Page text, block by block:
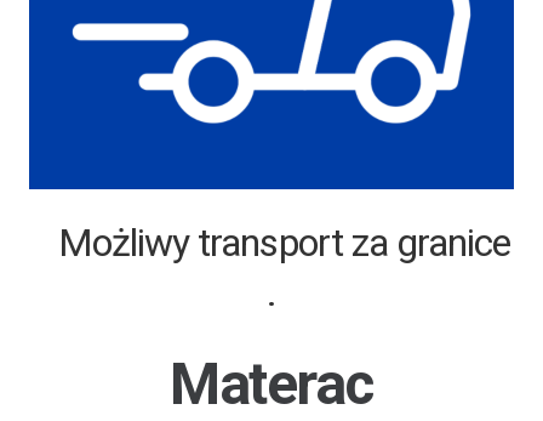
Możliwy transport za granice
.
Materac